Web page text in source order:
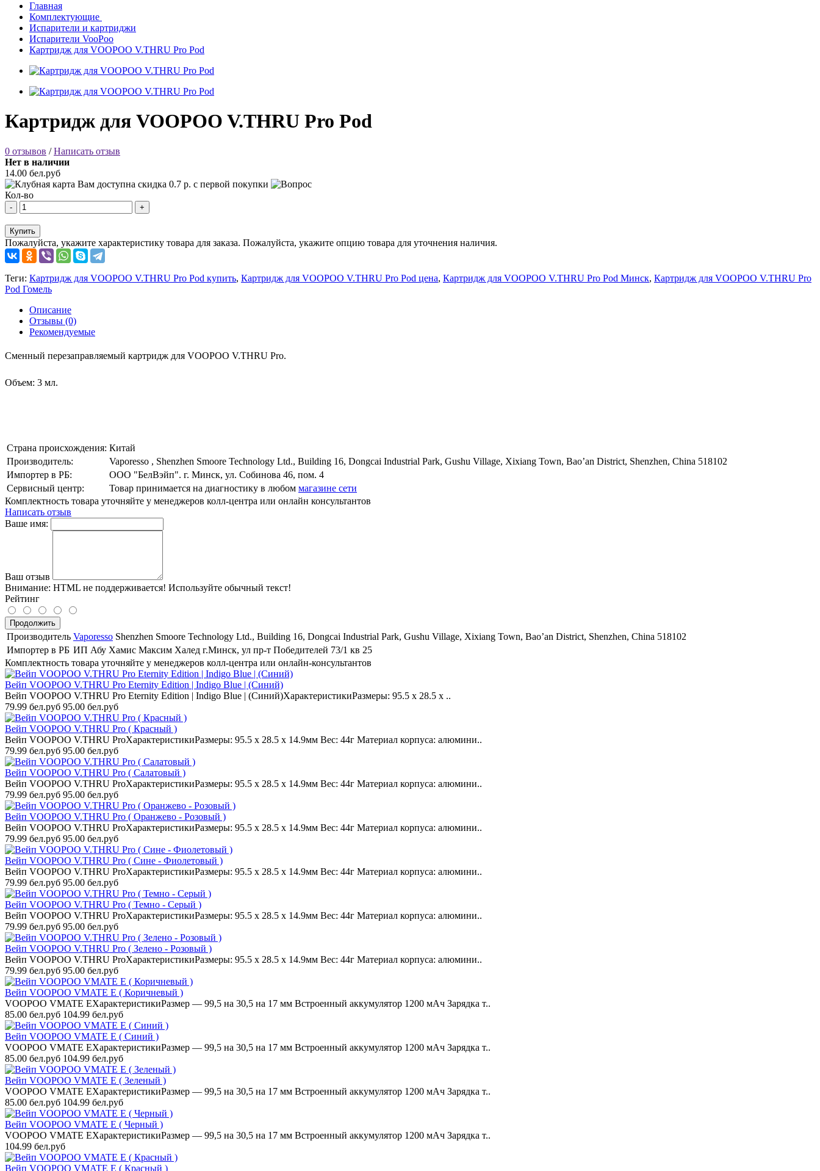
Главная
Комплектующие
Испарители и картриджи
Испарители VooPoo
Картридж для VOOPOO V.THRU Pro Pod
Картридж для VOOPOO V.THRU Pro Pod
0 отзывов /Написать отзыв
Нет в наличии
14.00 бел.руб
Вам доступна скидка 0.7 р. с первой покупки
Кол-во
- +
Купить
Пожалуйста, укажите характеристику товара для заказа. Пожалуйста, укажите опцию товара для уточнения наличия.
Теги: Картридж для VOOPOO V.THRU Pro Pod купить, Картридж для VOOPOO V.THRU Pro Pod цена, Картридж для VOOPOO V.THRU Pro Pod Минск, Картридж для VOOPOO V.THRU Pro
Pod Гомель
Описание
Отзывы (0)
Рекомендуемые
Сменный перезаправляемый картридж для VOOPOO V.THRU Pro.
Объем: 3 мл.
Страна происхождения: Китай
Производитель:
Vaporesso , Shenzhen Smoore Technology Ltd., Building 16, Dongcai Industrial Park, Gushu Village, Xixiang Town, Bao’an District, Shenzhen, China 518102
Импортер в РБ:
ООО "БелВэйп". г. Минск, ул. Собинова 46, пом. 4
Сервисный центр:
Товар принимается на диагностику в любом магазине сети
Комплектность товара уточняйте у менеджеров колл-центра или онлайн консультантов
Написать отзыв
Ваше имя:
Ваш отзыв
Внимание: HTML не поддерживается! Используйте обычный текст!
Рейтинг
Продолжить
Производитель Vaporesso Shenzhen Smoore Technology Ltd., Building 16, Dongcai Industrial Park, Gushu Village, Xixiang Town, Bao’an District, Shenzhen, China 518102
Импортер в РБ ИП Абу Хамис Максим Халед г.Минск, ул пр-т Победителей 73/1 кв 25
Комплектность товара уточняйте у менеджеров колл-центра или онлайн-консультантов
Вейп VOOPOO V.THRU Pro Eternity Edition | Indigo Blue | (Cиний)
Вейп VOOPOO V.THRU Pro Eternity Edition | Indigo Blue | (Cиний)ХарактеристикиРазмеры: 95.5 х 28.5 х ..
79.99 бел.руб 95.00 бел.руб
Вейп VOOPOO V.THRU Pro ( Красный )
Вейп VOOPOO V.THRU ProХарактеристикиРазмеры: 95.5 х 28.5 х 14.9мм Вес: 44г Материал корпуса: алюмини..
79.99 бел.руб 95.00 бел.руб
Вейп VOOPOO V.THRU Pro ( Салатовый )
Вейп VOOPOO V.THRU ProХарактеристикиРазмеры: 95.5 х 28.5 х 14.9мм Вес: 44г Материал корпуса: алюмини..
79.99 бел.руб 95.00 бел.руб
Вейп VOOPOO V.THRU Pro ( Оранжево - Розовый )
Вейп VOOPOO V.THRU ProХарактеристикиРазмеры: 95.5 х 28.5 х 14.9мм Вес: 44г Материал корпуса: алюмини..
79.99 бел.руб 95.00 бел.руб
Вейп VOOPOO V.THRU Pro ( Сине - Фиолетовый )
Вейп VOOPOO V.THRU ProХарактеристикиРазмеры: 95.5 х 28.5 х 14.9мм Вес: 44г Материал корпуса: алюмини..
79.99 бел.руб 95.00 бел.руб
Вейп VOOPOO V.THRU Pro ( Темно - Серый )
Вейп VOOPOO V.THRU ProХарактеристикиРазмеры: 95.5 х 28.5 х 14.9мм Вес: 44г Материал корпуса: алюмини..
79.99 бел.руб 95.00 бел.руб
Вейп VOOPOO V.THRU Pro ( Зелено - Розовый )
Вейп VOOPOO V.THRU ProХарактеристикиРазмеры: 95.5 х 28.5 х 14.9мм Вес: 44г Материал корпуса: алюмини..
79.99 бел.руб 95.00 бел.руб
Вейп VOOPOO VMATE E ( Коричневый )
VOOPOO VMATE EХарактеристикиРазмер — 99,5 на 30,5 на 17 мм Встроенный аккумулятор 1200 мАч Зарядка т..
85.00 бел.руб 104.99 бел.руб
Вейп VOOPOO VMATE E ( Синий )
VOOPOO VMATE EХарактеристикиРазмер — 99,5 на 30,5 на 17 мм Встроенный аккумулятор 1200 мАч Зарядка т..
85.00 бел.руб 104.99 бел.руб
Вейп VOOPOO VMATE E ( Зеленый )
VOOPOO VMATE EХарактеристикиРазмер — 99,5 на 30,5 на 17 мм Встроенный аккумулятор 1200 мАч Зарядка т..
85.00 бел.руб 104.99 бел.руб
Вейп VOOPOO VMATE E ( Черный )
VOOPOO VMATE EХарактеристикиРазмер — 99,5 на 30,5 на 17 мм Встроенный аккумулятор 1200 мАч Зарядка т..
104.99 бел.руб
Вейп VOOPOO VMATE E ( Красный )